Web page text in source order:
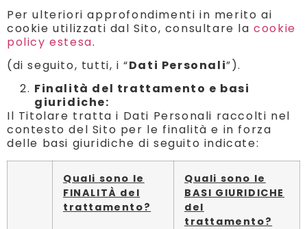
Per ulteriori approfondimenti in merito ai
cookie utilizzati dal Sito, consultare lacookie
policy estesa.
(di seguito, tutti, i “Dati Personali”).
Finalità del trattamento e basi
giuridiche:
Il Titolare tratta i Dati Personali raccolti nel
contesto del Sito per le finalità e in forza
delle basi giuridiche di seguito indicate:
Quali sono le
FINALITÀ del
trattamento?
Quali sono le
BASI GIURIDICHE
del
trattamento?